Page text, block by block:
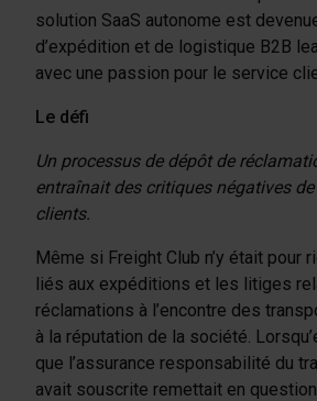
solution SaaS autonome est
d’expédition et de logistique B2B
avec une passion pour le service
Le défi
Un processus de dépôt de
entraînait des critiques négatives
clients.
Même si Freight Club n’y était pour
liés aux expéditions et les litiges
réclamations à l’encontre des
à la réputation de la société.
que l’assurance responsabilité du
avait souscrite remettait en